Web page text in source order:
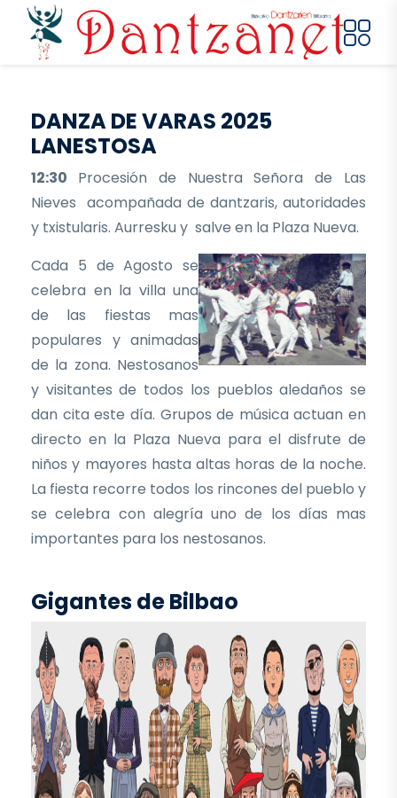
Pasar al contenido principal
DANZA DE VARAS 2025
LANESTOSA
12:30 Procesión de Nuestra Señora de Las
Nieves acompañada de dantzaris, autoridades
y txistularis. Aurresku y salve en la Plaza Nueva.
Cada 5 de Agosto se
celebra en la villa una
de las fiestas mas
populares y animadas
de la zona. Nestosanos
y visitantes de todos los pueblos aledaños se
dan cita este día. Grupos de música actuan en
directo en la Plaza Nueva para el disfrute de
niños y mayores hasta altas horas de la noche.
La fiesta recorre todos los rincones del pueblo y
se celebra con alegría uno de los días mas
importantes para los nestosanos.
Gigantes de Bilbao